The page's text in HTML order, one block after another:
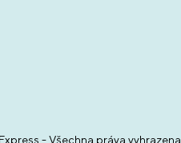
- Všechna práva vyhrazena.